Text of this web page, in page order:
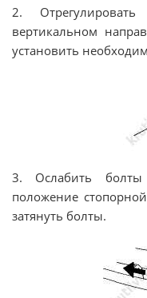
2.
вертикальном
установить
3. Ослабить болты
положение
затянуть болты.